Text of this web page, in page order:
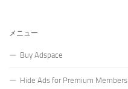
メニュー
Buy Adspace
Hide Ads for Premium Members